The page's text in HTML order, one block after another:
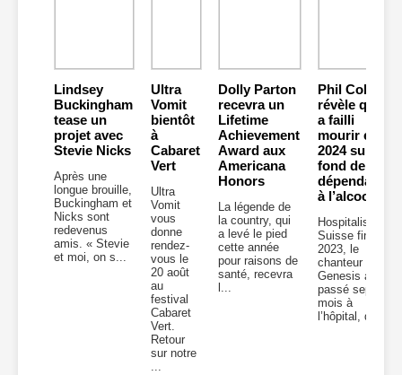
Lindsey
Buckingham
tease un
projet avec
Stevie Nicks
Après une
longue brouille,
Buckingham et
Nicks sont
redevenus
amis. « Stevie
et moi, on s...
Ultra
Vomit
bientôt
à
Cabaret
Vert
Ultra
Vomit
vous
donne
rendez-
vous le
20 août
au
festival
Cabaret
Vert.
Retour
sur notre
...
Dolly Parton
recevra un
Lifetime
Achievement
Award aux
Americana
Honors
La légende de
la country, qui
a levé le pied
cette année
pour raisons de
santé, recevra
l...
Phil Collins
révèle qu’il
a failli
mourir en
2024 sur
fond de
dépendance
à l’alcool
Hospitalisé en
Suisse fin
2023, le
chanteur de
Genesis a
passé sept
mois à
l’hôpital, don...